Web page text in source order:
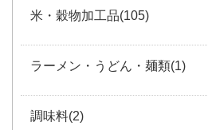
米・穀物加工品(105)
ラーメン・うどん・麺類(1)
調味料(2)